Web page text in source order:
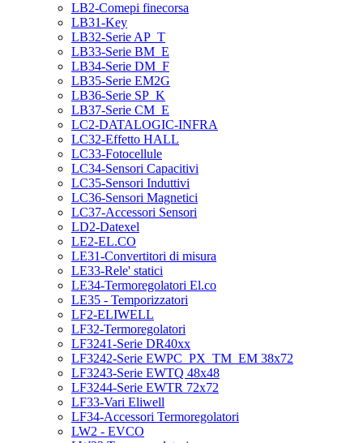
LB2-Comepi finecorsa
LB31-Key
LB32-Serie AP_T
LB33-Serie BM_E
LB34-Serie DM_F
LB35-Serie EM2G
LB36-Serie SP_K
LB37-Serie CM_E
LC2-DATALOGIC-INFRA
LC32-Effetto HALL
LC33-Fotocellule
LC34-Sensori Capacitivi
LC35-Sensori Induttivi
LC36-Sensori Magnetici
LC37-Accessori Sensori
LD2-Datexel
LE2-EL.CO
LE31-Convertitori di misura
LE33-Rele' statici
LE34-Termoregolatori El.co
LE35 - Temporizzatori
LF2-ELIWELL
LF32-Termoregolatori
LF3241-Serie DR40xx
LF3242-Serie EWPC_PX_TM_EM 38x72
LF3243-Serie EWTQ 48x48
LF3244-Serie EWTR 72x72
LF33-Vari Eliwell
LF34-Accessori Termoregolatori
LW2 - EVCO